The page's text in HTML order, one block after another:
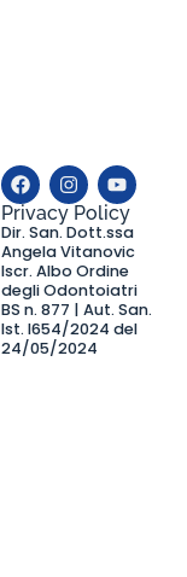
Privacy Policy
Dir. San. Dott.ssa
Angela Vitanovic
Iscr. Albo Ordine
degli Odontoiatri
BS n. 877 | Aut. San.
Ist. I654/2024 del
24/05/2024